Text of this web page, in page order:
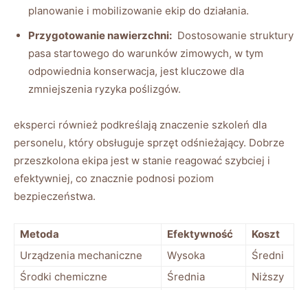
planowanie i ⁤mobilizowanie ekip ‍do działania.
Przygotowanie nawierzchni: ⁤ Dostosowanie struktury
pasa startowego do warunków zimowych, ​w​ tym
odpowiednia konserwacja, jest‍ kluczowe dla
zmniejszenia ryzyka poślizgów.
eksperci‍ również podkreślają znaczenie ⁤szkoleń dla
personelu, ⁤który​ obsługuje sprzęt odśnieżający. Dobrze
przeszkolona ekipa jest w stanie reagować ‍szybciej i
efektywniej, co znacznie ⁣podnosi poziom
bezpieczeństwa.
Metoda Efektywność
Koszt
Urządzenia mechaniczne
Wysoka
Średni
Środki⁤ chemiczne
Średnia
Niższy